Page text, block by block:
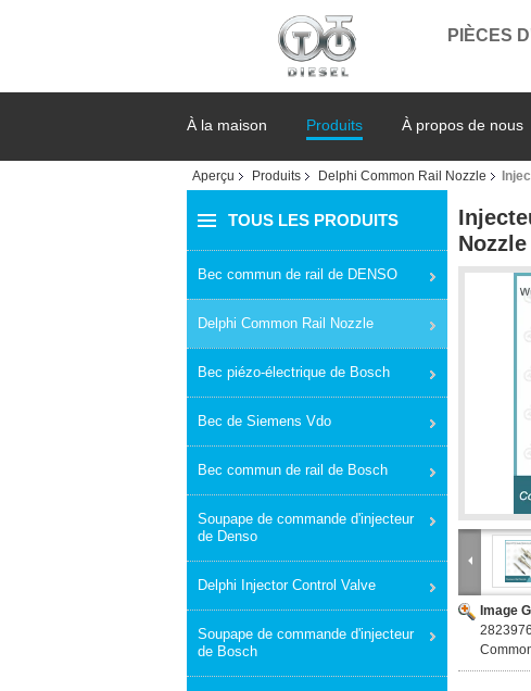
PIÈCES
À la maison Produits À propos de nous
Aperçu Produits Delphi Common Rail Nozzle
TOUS LES PRODUITS
Bec commun de rail de DENSO
Delphi Common Rail Nozzle
Bec piézo-électrique de Bosch
Bec de Siemens Vdo
Bec commun de rail de Bosch
Soupape de commande d'injecteur
de Denso
Delphi Injector Control Valve
Soupape de commande d'injecteur
de Bosch
Image